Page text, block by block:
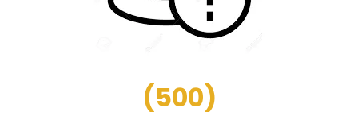
(500)